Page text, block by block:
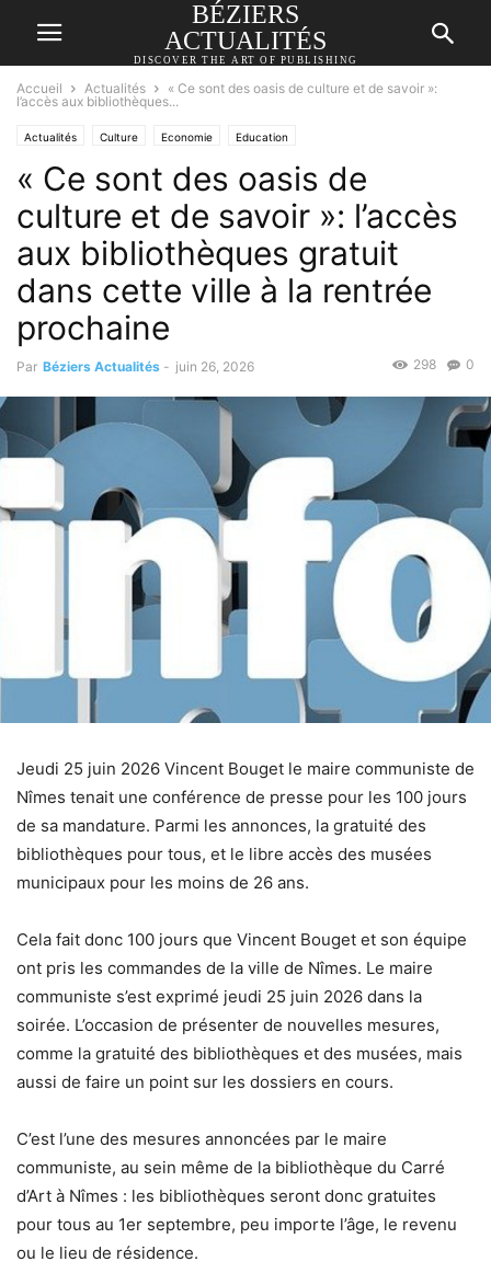
BÉZIERS
ACTUALITÉS
DISCOVER THE ART OF PUBLISHING
Accueil Actualités
« Ce sont des oasis de culture et de savoir »:
l’accès aux bibliothèques...
Actualités Culture Economie Education
« Ce sont des oasis de
culture et de savoir »: l’accès
aux bibliothèques gratuit
dans cette ville à la rentrée
prochaine
Par Béziers Actualités - juin 26, 2026 0
298
Jeudi 25 juin 2026 Vincent Bouget le maire communiste de
Nîmes tenait une conférence de presse pour les 100 jours
de sa mandature. Parmi les annonces, la gratuité des
bibliothèques pour tous, et le libre accès des musées
municipaux pour les moins de 26 ans.
Cela fait donc 100 jours que Vincent Bouget et son équipe
ont pris les commandes de la ville de Nîmes. Le maire
communiste s’est exprimé jeudi 25 juin 2026 dans la
soirée. L’occasion de présenter de nouvelles mesures,
comme la gratuité des bibliothèques et des musées, mais
aussi de faire un point sur les dossiers en cours.
C’est l’une des mesures annoncées par le maire
communiste, au sein même de la bibliothèque du Carré
d’Art à Nîmes : les bibliothèques seront donc gratuites
pour tous au 1er septembre, peu importe l’âge, le revenu
ou le lieu de résidence.